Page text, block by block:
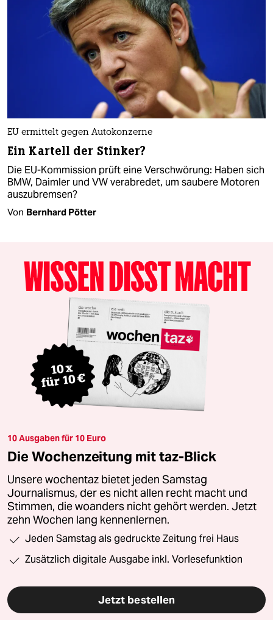
EU ermittelt gegen Autokonzerne
Ein Kartell der Stinker?
Die EU-Kommission prüft eine Verschwörung: Haben sich
BMW, Daimler und VW verabredet, um saubere Motoren
auszubremsen?
Von Bernhard Pötter
10 Ausgaben für 10 Euro
Die Wochenzeitung mit taz-Blick
Unsere wochentaz bietet jeden Samstag
Journalismus, der es nicht allen recht macht und
Stimmen, die woanders nicht gehört werden. Jetzt
zehn Wochen lang kennenlernen.
Jeden Samstag als gedruckte Zeitung frei Haus
Zusätzlich digitale Ausgabe inkl. Vorlesefunktion
Jetzt bestellen